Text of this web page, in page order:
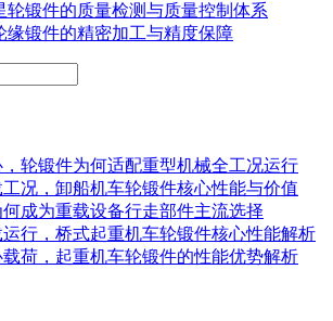
轮锻件的质量检测与质量控制体系
缘锻件的精密加工与精度保障
轮锻件为何适配重型机械全工况运行
况，卸船机车轮锻件核心性能与价值
成为重载设备行走部件主流选择
行，桥式起重机车轮锻件核心性能解析
荷，起重机车轮锻件的性能优势解析